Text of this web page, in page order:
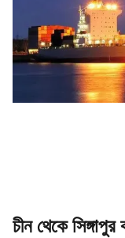
চীন থেকে